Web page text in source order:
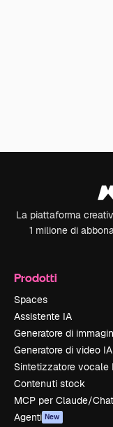
La piattaforma
1 milione di
Prodotti
Spaces
Assistente IA
Generatore di
Generatore di video IA
Sintetizzatore vocale
Contenuti stock
MCP per Claude/
Agenti New